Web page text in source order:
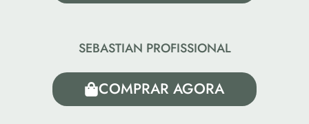
SEBASTIAN PROFISSIONAL
COMPRAR AGORA